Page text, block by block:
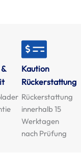
Kaution
Rückerstattung
Rückerstattung
innerhalb 15
Werktagen
nach Prüfung